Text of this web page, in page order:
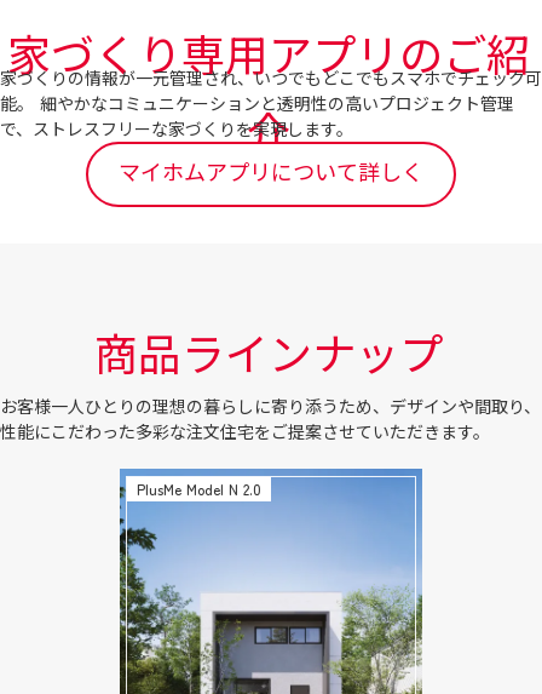
家づくり専用アプリのご紹
介
家づくりの情報が一元管理され、いつでもどこでもスマホでチェック可
能。 細やかなコミュニケーションと透明性の高いプロジェクト管理
で、ストレスフリーな家づくりを実現します。
マイホムアプリについて詳しく
商品ラインナップ
お客様一人ひとりの理想の暮らしに寄り添うため、デザインや間取り、
性能にこだわった多彩な注文住宅をご提案させていただきます。
PlusMe Model N 2.0